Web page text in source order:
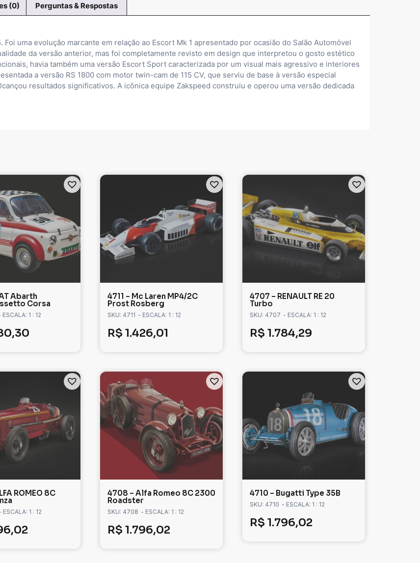
(0) Perguntas & Respostas
uma evolução marcante em relação ao Escort Mk 1 apresentado por ocasião do Salão Automóvel
da versão anterior, mas foi completamente revisto em design que interpretou o gosto estético
havia também uma versão Escort Sport caracterizada por um visual mais agressivo e interiores
a versão RS 1800 com motor twin-cam de 115 CV, que serviu de base à versão especial
resultados significativos. A icônica equipe Zakspeed construiu e operou uma versão dedicada
Abarth
Corsa
ESCALA: 1 : 12
4711 – Mc Laren MP4/2C
Prost Rosberg
SKU: 4711 - ESCALA: 1 : 12
R$ 1.426,01
4707 – RENAULT RE 20
Turbo
SKU: 4707 - ESCALA: 1 : 12
R$ 1.784,29
ROMEO 8C
ESCALA: 1 : 12
4708 – Alfa Romeo 8C 2300
Roadster
SKU: 4708 - ESCALA: 1 : 12
R$ 1.796,02
4710 – Bugatti Type 35B
SKU: 4710 - ESCALA: 1 : 12
R$ 1.796,02